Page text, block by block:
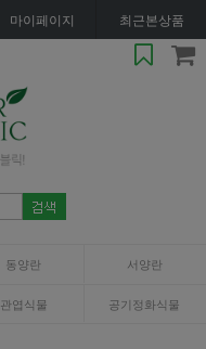
마이페이지 최근본상품
동양란 서양란
관엽식물 공기정화식물